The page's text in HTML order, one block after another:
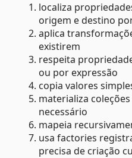
localiza
origem e destino
aplica
existirem
respeita
ou por expressão
copia valores
materializa
necessário
mapeia
usa factories
precisa de criação